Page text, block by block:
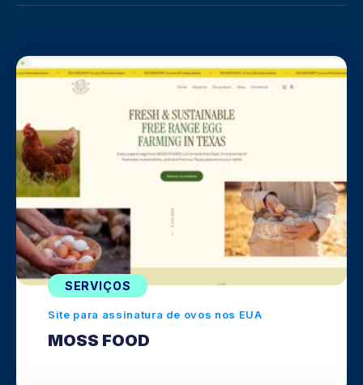
SERVIÇOS
Site para assinatura de ovos nos EUA
MOSS FOOD